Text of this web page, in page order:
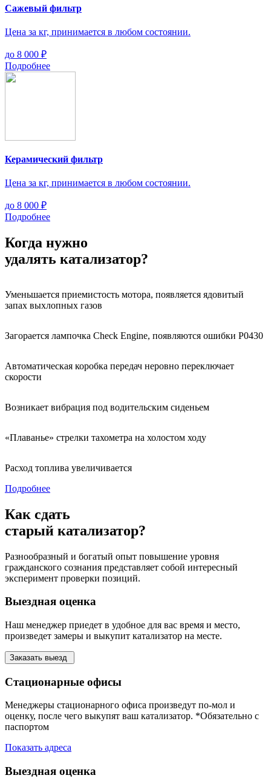
Сажевый фильтр
Цена за кг, принимается в любом состоянии.
до 8 000 ₽
Подробнее
Керамический фильтр
Цена за кг, принимается в любом состоянии.
до 8 000 ₽
Подробнее
Когда нужно
удалять катализатор?
Уменьшается приемистость мотора, появляется ядовитый
запах выхлопных газов
Загорается лампочка Check Engine, появляются ошибки Р0430
Автоматическая коробка передач неровно переключает
скорости
Возникает вибрация под водительским сиденьем
«Плаванье» стрелки тахометра на холостом ходу
Расход топлива увеличивается
Подробнее
Как сдать
старый катализатор?
Разнообразный и богатый опыт повышение уровня
гражданского сознания представляет собой интересный
эксперимент проверки позиций.
Выездная оценка
Наш менеджер приедет в удобное для вас время и место,
произведет замеры и выкупит катализатор на месте.
Заказать выезд
Стационарные офисы
Менеджеры стационарного офиса произведут по-мол и
оценку, после чего выкупят ваш катализатор. *Обязательно с
паспортом
Показать адреса
Выездная оценка